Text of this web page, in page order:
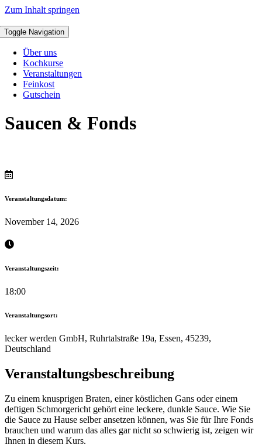
Zum Inhalt springen
Toggle Navigation
Über uns
Kochkurse
Veranstaltungen
Feinkost
Gutschein
Saucen & Fonds
Veranstaltungsdatum:
November 14, 2026
Veranstaltungszeit:
18:00
Veranstaltungsort:
lecker werden GmbH, Ruhrtalstraße 19a, Essen, 45239,
Deutschland
Veranstaltungsbeschreibung
Zu einem knusprigen Braten, einer köstlichen Gans oder einem
deftigen Schmorgericht gehört eine leckere, dunkle Sauce. Wie Sie
die Sauce zu Hause selber ansetzen können, was Sie für Ihre Fonds
brauchen und warum das alles gar nicht so schwierig ist, zeigen wir
Ihnen in diesem Kurs.